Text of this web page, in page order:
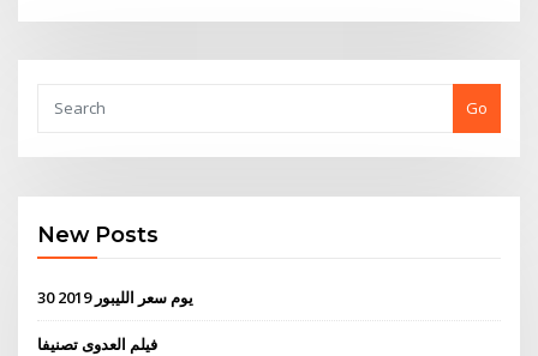
Go
New Posts
30 يوم سعر الليبور 2019
فيلم العدوى تصنيفا